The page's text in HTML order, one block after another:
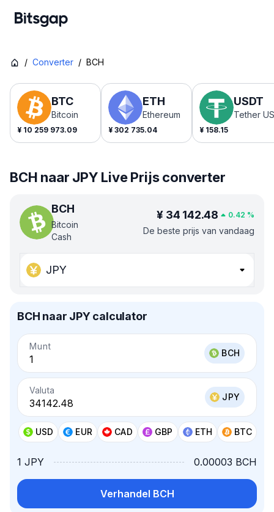
/ Converter / BCH
BTC
Bitcoin
¥ 10 259 973.09
ETH
Ethereum
¥ 302 735.04
USDT
Tether
¥ 158.15
BCH naar JPY Live Prijs converter
BCH
Bitcoin
Cash
¥ 34 142.48 0.42 %
De beste prijs van vandaag
JPY
BCH naar JPY calculator
Munt
BCH
Valuta
JPY
USD EUR CAD GBP ETH BTC
1 JPY 0.00003 BCH
Verhandel BCH